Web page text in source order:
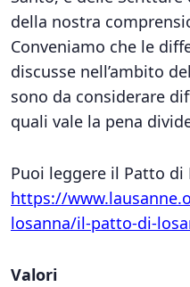
della nostra
Conveniamo che le
discusse nell’ambito
sono da considerare
quali vale la pena
Puoi leggere il Patto di
https://
losanna/il-patto-di-
Valori